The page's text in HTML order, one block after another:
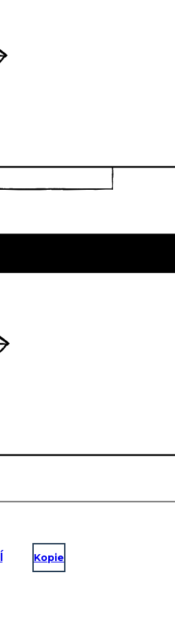
Kopie